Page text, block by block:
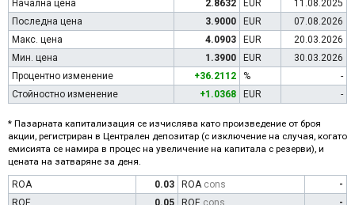
Начална цена
2.8632 EUR
11.08.2025
Последна цена
3.9000 EUR
07.08.2026
Макс. цена
4.0903 EUR
20.03.2026
Мин. цена
1.3900 EUR
30.03.2026
Процентно изменение
+36.2112 %
-
Стойностно изменение
+1.0368 EUR -
* Пазарната капитализация се изчислява като произведение от броя
акции, регистриран в Централен депозитар (с изключение на случая, когато
емисията се намира в процес на увеличение на капитала с резерви), и
цената на затваряне за деня.
ROA 0.03 ROA cons
-
ROE
0.05 ROE cons
-